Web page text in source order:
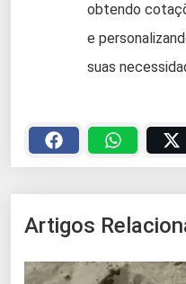
obtendo
e
suas
Artigos